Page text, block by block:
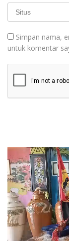
Simpan nama,
untuk komentar
Pemutar
Video